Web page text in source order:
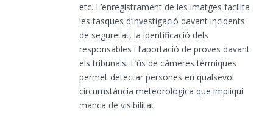
etc. L’enregistrament de les imatges facilita
les tasques d’investigació davant incidents
de seguretat, la identificació dels
responsables i l’aportació de proves davant
els tribunals. L’ús de càmeres tèrmiques
permet detectar persones en qualsevol
circumstància meteorològica que impliqui
manca de visibilitat.